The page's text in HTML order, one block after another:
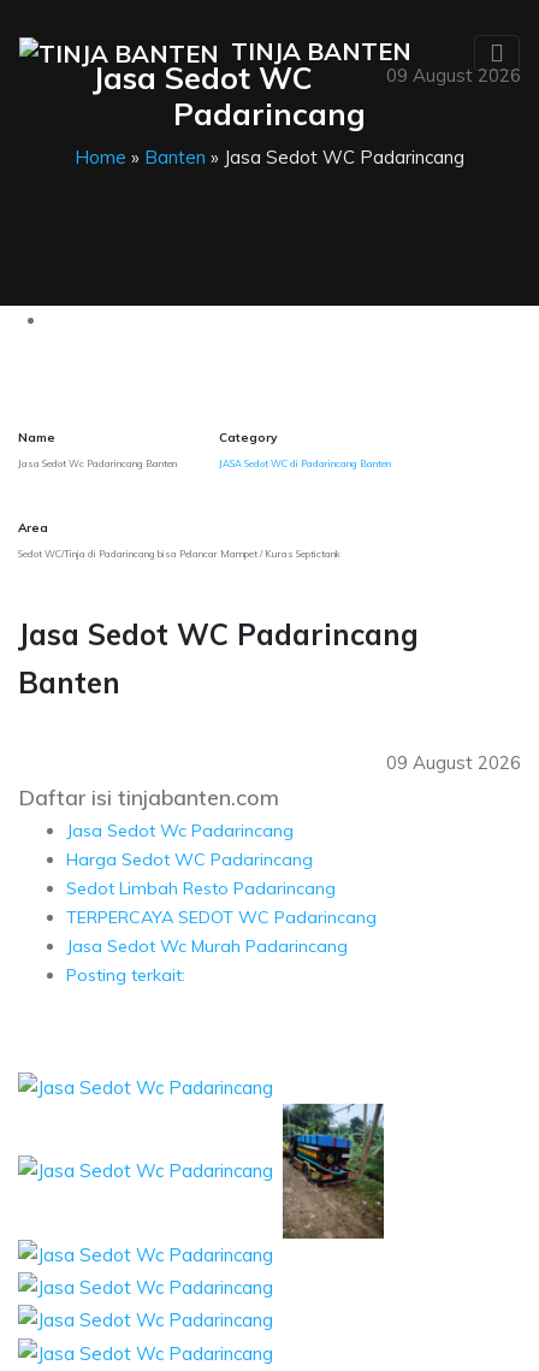
TINJA BANTEN
09 August 2026
Jasa Sedot WC
Padarincang
Home » Banten » Jasa Sedot WC Padarincang
Name
Jasa Sedot Wc Padarincang Banten
Category
JASA Sedot WC di Padarincang Banten
Area
Sedot WC/Tinja di Padarincang bisa Pelancar Mampet / Kuras Septictank
Jasa Sedot WC Padarincang
Banten
09 August 2026
Daftar isi tinjabanten.com
Jasa Sedot Wc Padarincang
Harga Sedot WC Padarincang
Sedot Limbah Resto Padarincang
TERPERCAYA SEDOT WC Padarincang
Jasa Sedot Wc Murah Padarincang
Posting terkait: